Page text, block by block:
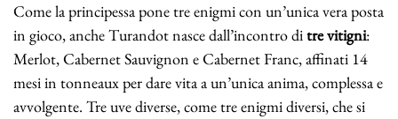
Come la principessa pone tre enigmi con un’unica vera posta
in gioco, anche Turandot nasce dall’incontro ditre vitigni:
Merlot, Cabernet Sauvignon e Cabernet Franc, affinati 14
mesi in tonneaux per dare vita a un’unica anima, complessa e
avvolgente. Tre uve diverse, come tre enigmi diversi, che si